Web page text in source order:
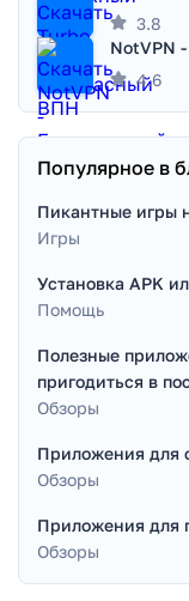
3.8
4.6
Популярное в
Пикантные игры
Игры
Установка APK
Помощь
Полезные
пригодиться в
Обзоры
Приложения для
Обзоры
Приложения для
Обзоры